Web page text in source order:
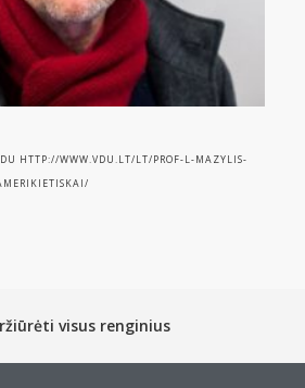
HTTP://WWW.VDU.LT/LT/PROF-L-MAZYLIS-
visus renginius